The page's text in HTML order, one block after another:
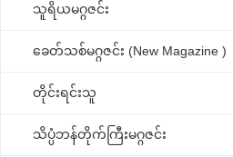
သူရိယမဂ္ဂဇင်း
ခေတ်သစ်မဂ္ဂဇင်း (New Magazine )
တိုင်းရင်းသူ
သိပ္ပံဘန်တိုက်ကြီးမဂ္ဂဇင်း